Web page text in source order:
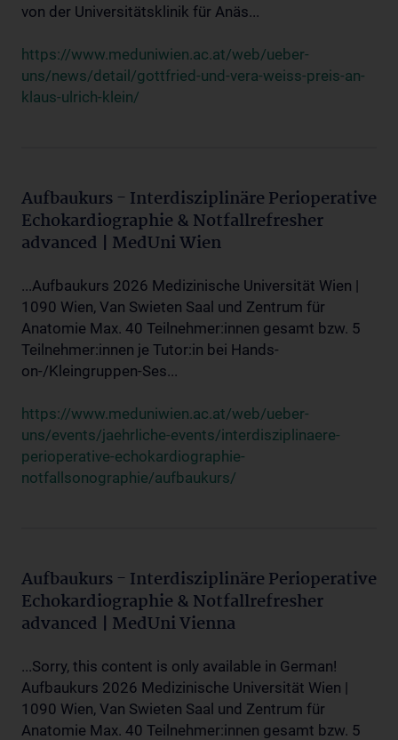
von der Universitätsklinik für Anäs...
https://www.meduniwien.ac.at/web/ueber-
uns/news/detail/gottfried-und-vera-weiss-preis-an-
klaus-ulrich-klein/
Aufbaukurs - Interdisziplinäre Perioperative
Echokardiographie & Notfallrefresher
advanced | MedUni Wien
...Aufbaukurs 2026 Medizinische Universität Wien |
1090 Wien, Van Swieten Saal und Zentrum für
Anatomie Max. 40 Teilnehmer:innen gesamt bzw. 5
Teilnehmer:innen je Tutor:in bei Hands-
on-/Kleingruppen-Ses...
https://www.meduniwien.ac.at/web/ueber-
uns/events/jaehrliche-events/interdisziplinaere-
perioperative-echokardiographie-
notfallsonographie/aufbaukurs/
Aufbaukurs - Interdisziplinäre Perioperative
Echokardiographie & Notfallrefresher
advanced | MedUni Vienna
...Sorry, this content is only available in German!
Aufbaukurs 2026 Medizinische Universität Wien |
1090 Wien, Van Swieten Saal und Zentrum für
Anatomie Max. 40 Teilnehmer:innen gesamt bzw. 5